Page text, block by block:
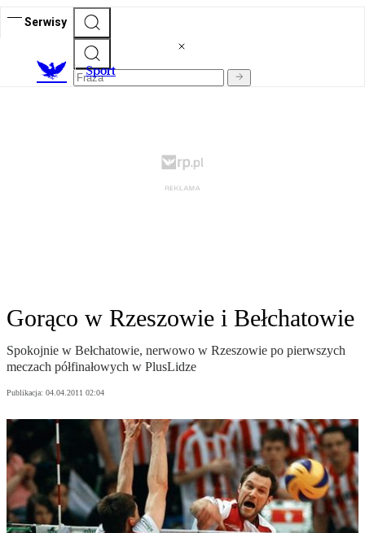
Serwisy
Sport
Gorąco w Rzeszowie i Bełchatowie
Spokojnie w Bełchatowie, nerwowo w Rzeszowie po pierwszych
meczach półfinałowych w PlusLidze
Publikacja: 04.04.2011 02:04